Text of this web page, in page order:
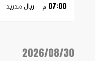
07:00 م ريال مدريد
2026/08/30